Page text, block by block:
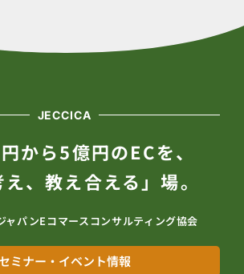
JECCICA
から5億円のECを、
え、教え合える」場。
ャパンEコマースコンサルティング協会
セミナー・イベント情報